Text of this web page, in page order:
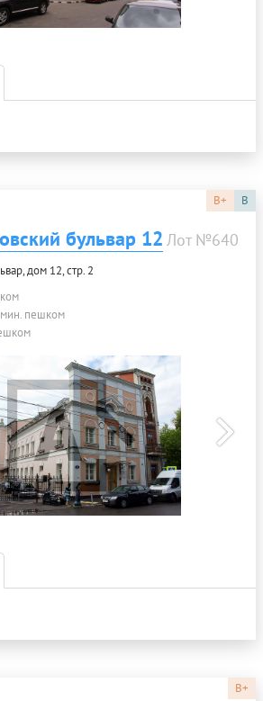
B+ B
бульвар 12 Лот №640
дом 12, стр. 2
пешком
B+